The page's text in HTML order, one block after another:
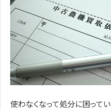
使わなくなって処分に困って